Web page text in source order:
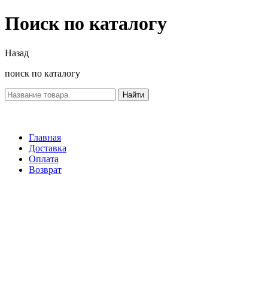
Поиск по каталогу
Назад
поиск по каталогу
Найти
Главная
Доставка
Оплата
Возврат